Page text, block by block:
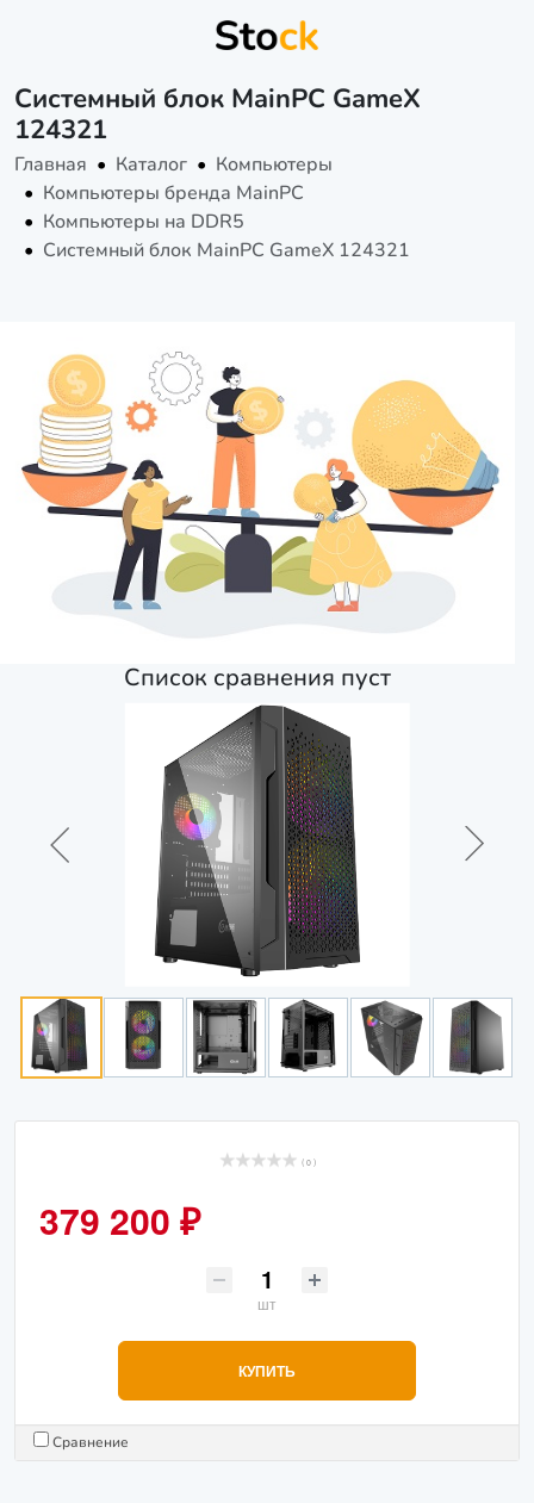
Системный блок MainPC GameX
124321
Главная Каталог
Компьютеры
Компьютеры бренда MainPC
Компьютеры на DDR5
Системный блок MainPC GameX 124321
Список сравнения пуст
( 0 )
379 200 ₽
шт
КУПИТЬ
Сравнение